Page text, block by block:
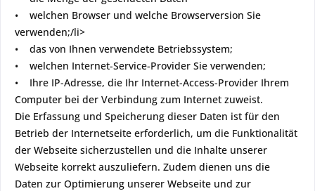
• welchen Browser und welche Browserversion Sie
verwenden;/li>
• das von Ihnen verwendete Betriebssystem;
• welchen Internet-Service-Provider Sie verwenden;
• Ihre IP-Adresse, die Ihr Internet-Access-Provider Ihrem
Computer bei der Verbindung zum Internet zuweist.
Die Erfassung und Speicherung dieser Daten ist für den
Betrieb der Internetseite erforderlich, um die Funktionalität
der Webseite sicherzustellen und die Inhalte unserer
Webseite korrekt auszuliefern. Zudem dienen uns die
Daten zur Optimierung unserer Webseite und zur